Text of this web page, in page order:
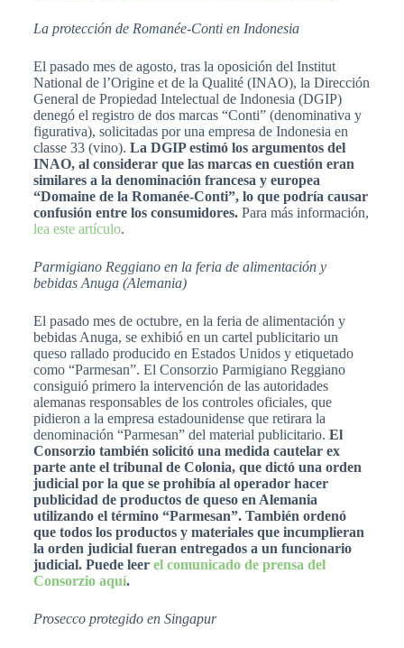
La protección de Romanée-Conti en Indonesia
El pasado mes de agosto, tras la oposición del Institut
National de l’Origine et de la Qualité (INAO), la Dirección
General de Propiedad Intelectual de Indonesia (DGIP)
denegó el registro de dos marcas “Conti” (denominativa y
figurativa), solicitadas por una empresa de Indonesia en
classe 33 (vino). La DGIP estimó los argumentos del
INAO, al considerar que las marcas en cuestión eran
similares a la denominación francesa y europea
“Domaine de la Romanée-Conti”, lo que podría causar
confusión entre los consumidores. Para más información,
lea este artículo.
Parmigiano Reggiano en la feria de alimentación y
bebidas Anuga (Alemania)
El pasado mes de octubre, en la feria de alimentación y
bebidas Anuga, se exhibió en un cartel publicitario un
queso rallado producido en Estados Unidos y etiquetado
como “Parmesan”. El Consorzio Parmigiano Reggiano
consiguió primero la intervención de las autoridades
alemanas responsables de los controles oficiales, que
pidieron a la empresa estadounidense que retirara la
denominación “Parmesan” del material publicitario. El
Consorzio también solicitó una medida cautelar ex
parte ante el tribunal de Colonia, que dictó una orden
judicial por la que se prohibía al operador hacer
publicidad de productos de queso en Alemania
utilizando el término “Parmesan”. También ordenó
que todos los productos y materiales que incumplieran
la orden judicial fueran entregados a un funcionario
judicial. Puede leer el comunicado de prensa del
Consorzio aquí.
Prosecco protegido en Singapur